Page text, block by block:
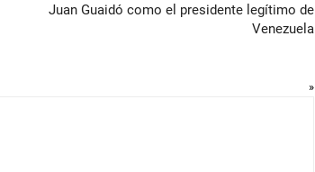
Juan Guaidó como el presidente legítimo de
Venezuela
»